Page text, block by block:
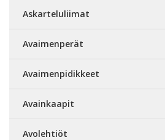
Askarteluliimat
Avaimenperät
Avaimenpidikkeet
Avainkaapit
Avolehtiöt